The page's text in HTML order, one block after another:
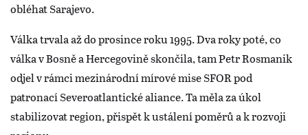
obléhat Sarajevo.
Válka trvala až do prosince roku 1995. Dva roky poté, co
válka v Bosně a Hercegovině skončila, tam Petr Rosmanik
odjel v rámci mezinárodní mírové mise SFOR pod
patronací Severoatlantické aliance. Ta měla za úkol
stabilizovat region, přispět k ustálení poměrů a k rozvoji